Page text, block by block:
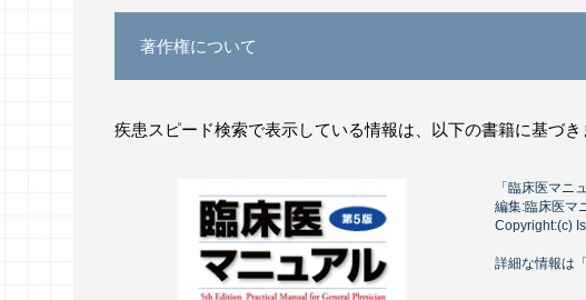
著作権について
疾患スピード検索で表示している情報は、以下の書籍に基づき
「臨床医マニ
編集:臨床医マ
Copyright:(c)
詳細な情報は